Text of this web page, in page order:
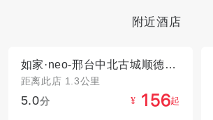
附近酒店
如家·neo-邢台中北古城顺德路店
距离此店 1.3公里
5.0分 ¥  起